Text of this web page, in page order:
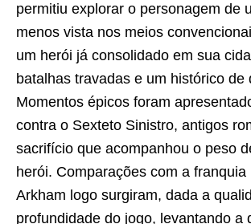
permitiu explorar o personagem de
menos vista nos meios
um herói já consolidado em sua
batalhas travadas e um histórico de
Momentos épicos foram
contra o Sexteto Sinistro, antigos
sacrifício que acompanhou o peso
herói. Comparações com a franquia
Arkham logo surgiram, dada a
profundidade do jogo, levantando a